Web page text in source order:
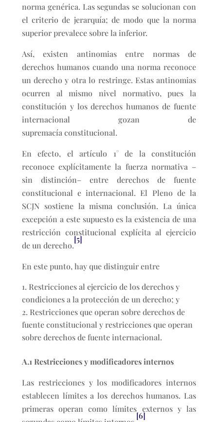
norma genérica. Las segundas se solucionan con
el criterio de jerarquía; de modo que la norma
superior prevalece sobre la inferior.
Así, existen antinomias entre normas de
derechos humanos cuando una norma reconoce
un derecho y otra lo restringe. Estas antinomias
ocurren al mismo nivel normativo, pues la
constitución y los derechos humanos de fuente
internacional gozan de
supremacía constitucional.
En efecto, el artículo 1° de la constitución
reconoce explícitamente la fuerza normativa –
sin distinción– entre derechos de fuente
constitucional e internacional. El Pleno de la
SCJN sostiene la misma conclusión. La única
excepción a este supuesto es la existencia de una
restricción constitucional explícita al ejercicio
de un derecho.
[5]
En este punto, hay que distinguir entre
Restricciones al ejercicio de los derechos y
condiciones a la protección de un derecho; y
Restricciones que operan sobre derechos de
fuente constitucional y restricciones que operan
sobre derechos de fuente internacional.
A.1 Restricciones y modificadores internos
Las restricciones y los modificadores internos
establecen límites a los derechos humanos. Las
primeras operan como límites externos y las
[6]